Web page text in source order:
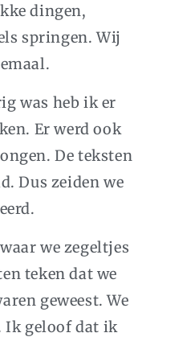
dingen,
springen. Wij
was heb ik er
Er werd ook
De teksten
Dus zeiden we
we zegeltjes
teken dat we
geweest. We
Ik geloof dat ik